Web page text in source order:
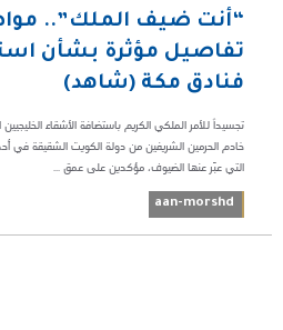
“أنت ضيف الملك”..
تفاصيل مؤثرة بشأن
فنادق مكة (شاهد)
تجسيداً للأمر الملكي الكريم باستضافة الأشقاء
خادم الحرمين الشريفين من دولة الكويت الشقيقة في
التي عبّر عنها الضيوف، مؤكدين على عمق ...
aan-morshd